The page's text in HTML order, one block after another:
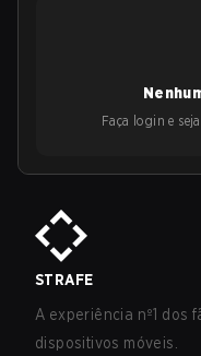
Faça login e
STRAFE
A experiência nº1 dos
dispositivos móveis.